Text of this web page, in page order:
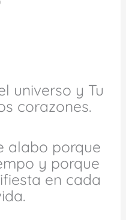
universo y Tu
corazones.
alabo porque
y porque
en cada